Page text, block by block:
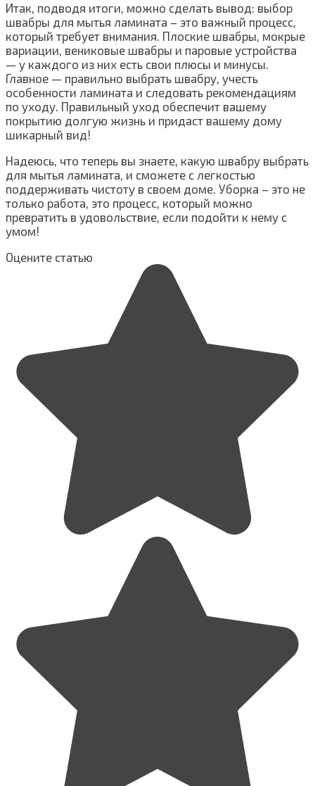
Итак, подводя итоги, можно сделать вывод: выбор
швабры для мытья ламината – это важный процесс,
который требует внимания. Плоские швабры, мокрые
вариации, вениковые швабры и паровые устройства
— у каждого из них есть свои плюсы и минусы.
Главное — правильно выбрать швабру, учесть
особенности ламината и следовать рекомендациям
по уходу. Правильный уход обеспечит вашему
покрытию долгую жизнь и придаст вашему дому
шикарный вид!
Надеюсь, что теперь вы знаете, какую швабру выбрать
для мытья ламината, и сможете с легкостью
поддерживать чистоту в своем доме. Уборка – это не
только работа, это процесс, который можно
превратить в удовольствие, если подойти к нему с
умом!
Оцените статью